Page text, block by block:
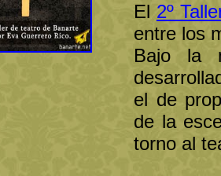
El 2º
entre los
Bajo la
el de
de la
torno al